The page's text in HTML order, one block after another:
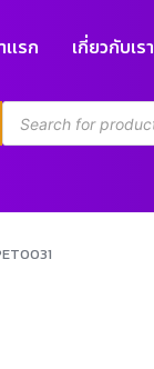
แรก เกี่ยวกับเรา